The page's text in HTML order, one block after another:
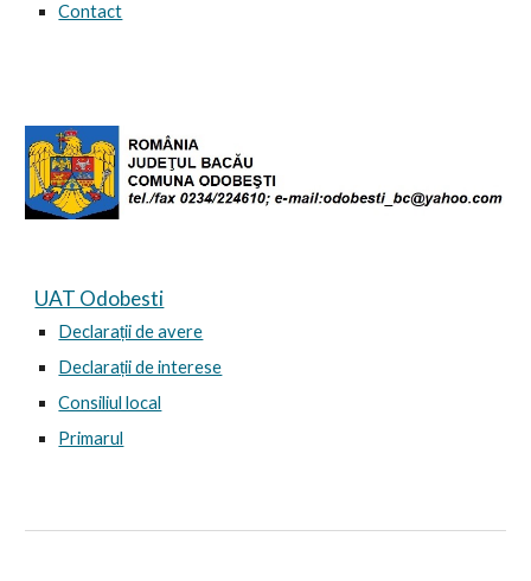
Contact
UAT Odobesti
Declarații de avere
Declarații de interese
Consiliul local
Primarul